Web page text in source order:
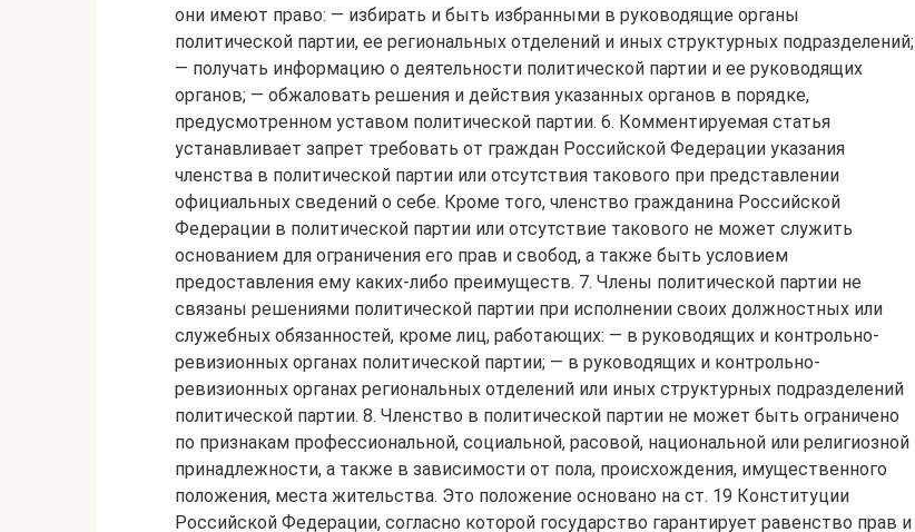
они имеют право: — избирать и быть избранными в руководящие органы
политической партии, ее региональных отделений и иных структурных подразделений;
— получать информацию о деятельности политической партии и ее руководящих
органов; — обжаловать решения и действия указанных органов в порядке,
предусмотренном уставом политической партии. 6. Комментируемая статья
устанавливает запрет требовать от граждан Российской Федерации указания
членства в политической партии или отсутствия такового при представлении
официальных сведений о себе. Кроме того, членство гражданина Российской
Федерации в политической партии или отсутствие такового не может служить
основанием для ограничения его прав и свобод, а также быть условием
предоставления ему каких-либо преимуществ. 7. Члены политической партии не
связаны решениями политической партии при исполнении своих должностных или
служебных обязанностей, кроме лиц, работающих: — в руководящих и контрольно-
ревизионных органах политической партии; — в руководящих и контрольно-
ревизионных органах региональных отделений или иных структурных подразделений
политической партии. 8. Членство в политической партии не может быть ограничено
по признакам профессиональной, социальной, расовой, национальной или религиозной
принадлежности, а также в зависимости от пола, происхождения, имущественного
положения, места жительства. Это положение основано на ст. 19 Конституции
Российской Федерации, согласно которой государство гарантирует равенство прав и